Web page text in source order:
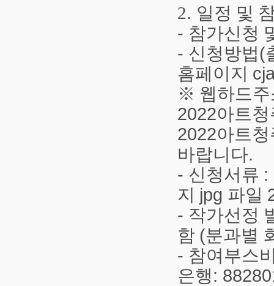
2. 일정 및
- 참가신청
- 신청방법(
홈페이지
※ 웹하드
2022아트
2022아트
바랍니다.
- 신청서류 :
지 jpg 파일
- 작가선정
함 (분과별
- 참여부스
은행: